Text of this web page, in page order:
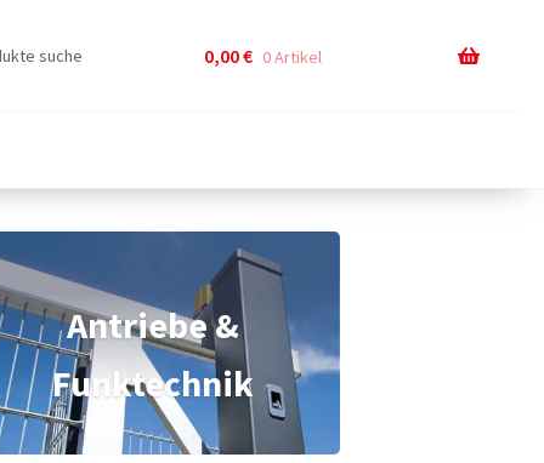
0,00€ 0 Artikel
Antriebe &
Funktechnik